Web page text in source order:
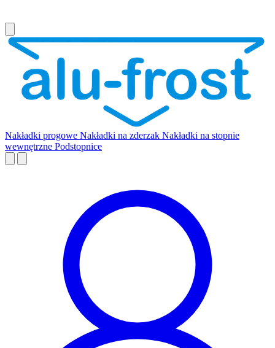
Nakładki progowe Nakładki na zderzak Nakładki na stopnie
wewnętrzne Podstopnice